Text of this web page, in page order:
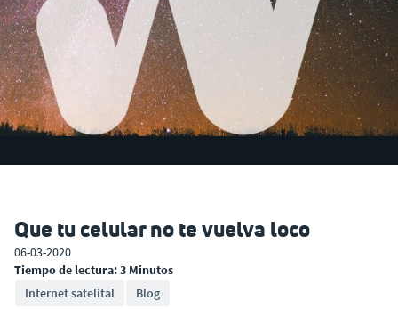
Que tu celular no te vuelva loco
06-03-2020
Tiempo de lectura: 3 Minutos
Internet satelital
Blog